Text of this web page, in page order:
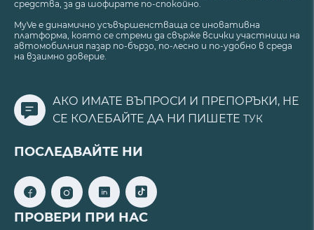
средства, за да шофирате по-спокойно.
MyVe е динамично усъвършенстваща се иновативна
платформа, която се стреми да свърже всички участници на
автомобилния пазар по-бързо, по-лесно и по-удобно в среда
на взаимно доверие.
АКО ИМАТЕ ВЪПРОСИ И ПРЕПОРЪКИ, НЕ
СЕ КОЛЕБАЙТЕ ДА НИ ПИШЕТЕ ТУК
ПОСЛЕДВАЙТЕ НИ
ПРОВЕРИ ПРИ НАС